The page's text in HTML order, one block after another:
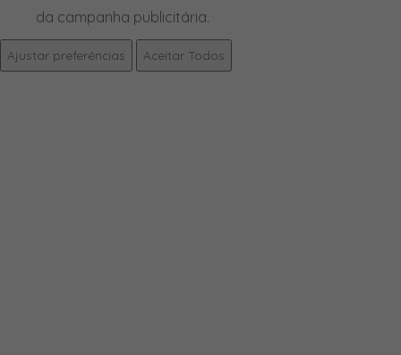
da campanha publicitária.
Ajustar preferências Aceitar Todos